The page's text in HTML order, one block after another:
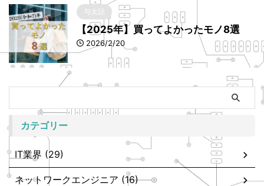
与太話
【2025年】買ってよかったモノ8選
2026/2/20
カテゴリー
IT業界 (29)
ネットワークエンジニア (16)